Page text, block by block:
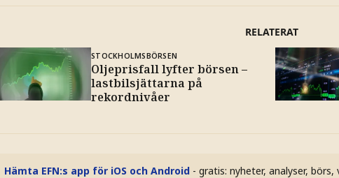
RELATERAT
STOCKHOLMSBÖRSEN
Oljeprisfall lyfter börsen –
lastbilsjättarna på
rekordnivåer
Hämta EFN:s app för iOS och Android - gratis: nyheter, analyser, börs,